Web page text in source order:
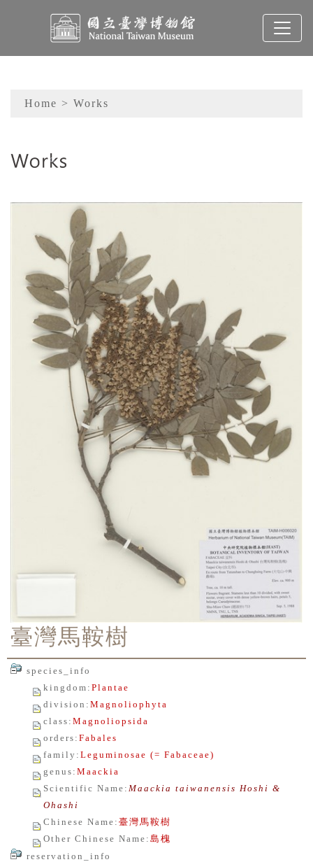
Sitemap
Home > Works
臺灣馬鞍樹
species_info
kingdom : Plantae
division : Magnoliophyta
class : Magnoliopsida
orders : Fabales
family : Leguminosae (= Fabaceae)
genus : Maackia
Scientific Name : Maackia taiwanensis Hoshi &
Ohashi
Chinese Name : 臺灣馬鞍樹
Other Chinese Name : 島槐
reservation_info